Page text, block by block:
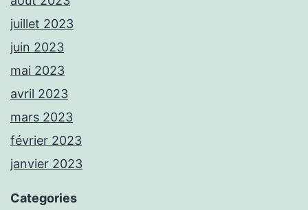
juillet 2023
juin 2023
mai 2023
avril 2023
mars 2023
février 2023
janvier 2023
Categories